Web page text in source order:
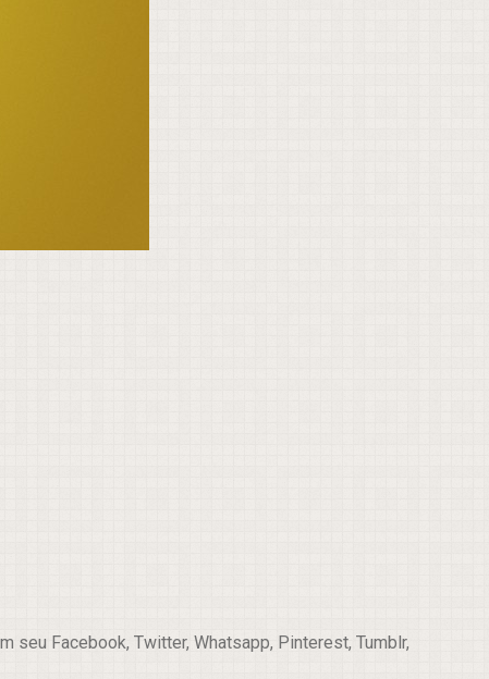
Facebook, Twitter, Whatsapp, Pinterest, Tumblr,